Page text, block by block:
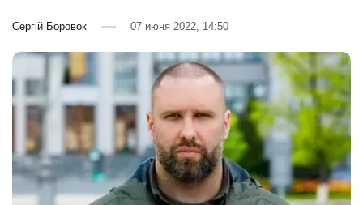
Сергій Боровок 07 июня 2022, 14:50